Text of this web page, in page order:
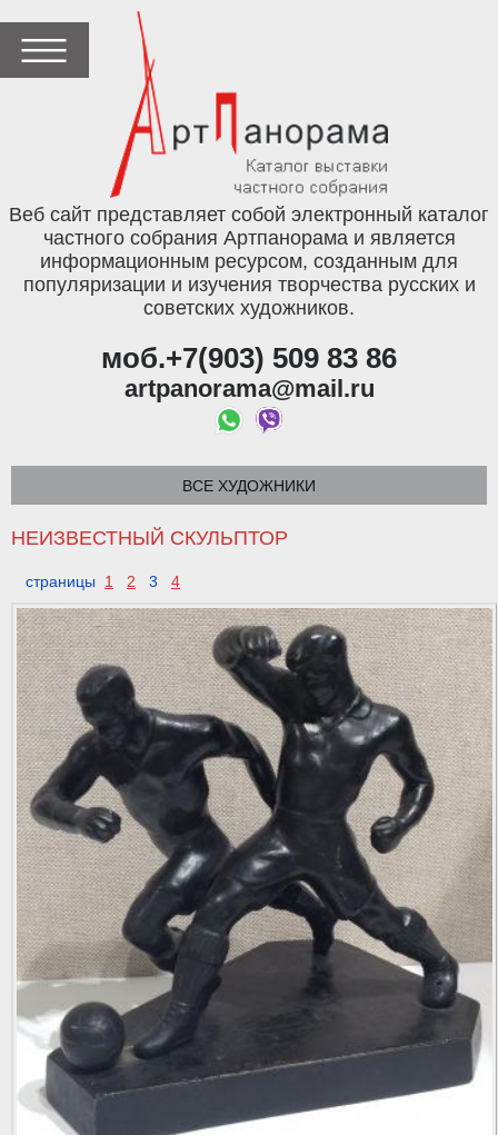
Веб сайт представляет собой электронный каталог
частного собрания Артпанорама и является
информационным ресурсом, созданным для
популяризации и изучения творчества русских и
советских художников.
моб.+7(903) 509 83 86
artpanorama@mail.ru
ВСЕ ХУДОЖНИКИ
НЕИЗВЕСТНЫЙ СКУЛЬПТОР
страницы 1 2 3 4